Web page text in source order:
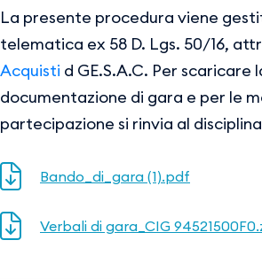
La presente procedura viene
telematica ex 58 D. Lgs. 50/16,
Acquisti d GE.S.A.C. Per scaricare
documentazione di gara e per le
partecipazione si rinvia al
Bando_di_gara (1).pdf
Verbali di gara_CIG